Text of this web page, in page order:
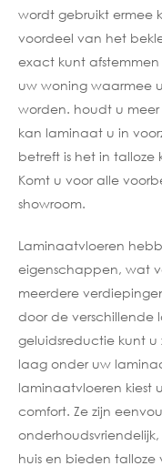
wordt gebruikt ermee
voordeel van het
exact kunt
uw woning waarmee
worden. houdt u
kan laminaat u in
betreft is het in talloze
Komt u voor alle
showroom.
Laminaatvloeren
eigenschappen, wat
meerdere
door de verschillende
geluidsreductie kunt
laag onder uw
laminaatvloeren kiest
comfort. Ze zijn
huis en bieden